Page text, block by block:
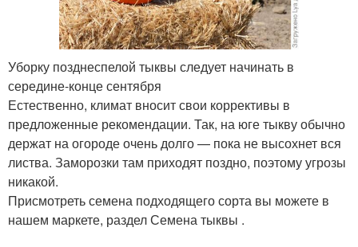
Уборку позднеспелой тыквы следует начинать в
середине-конце сентября
Естественно, климат вносит свои коррективы в
предложенные рекомендации. Так, на юге тыкву обычно
держат на огороде очень долго — пока не высохнет вся
листва. Заморозки там приходят поздно, поэтому угрозы
никакой.
Присмотреть семена подходящего сорта вы можете в
нашем маркете, раздел Семена тыквы .